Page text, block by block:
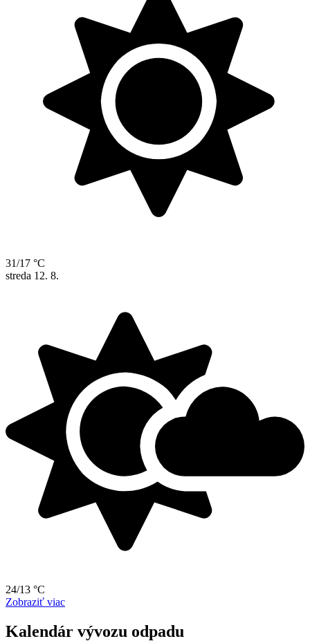
31/17 °C
streda 12. 8.
24/13 °C
Zobraziť viac
Kalendár vývozu odpadu